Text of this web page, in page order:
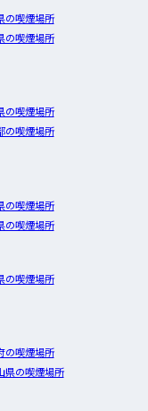
の喫煙場所
の喫煙場所
の喫煙場所
の喫煙場所
の喫煙場所
の喫煙場所
の喫煙場所
の喫煙場所
県の喫煙場所